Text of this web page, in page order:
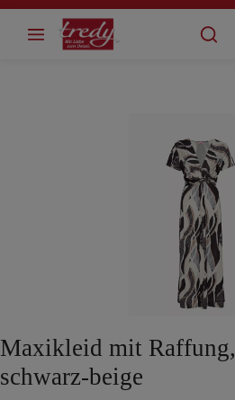
springen
Maxikleid mit Raffung,
schwarz-beige